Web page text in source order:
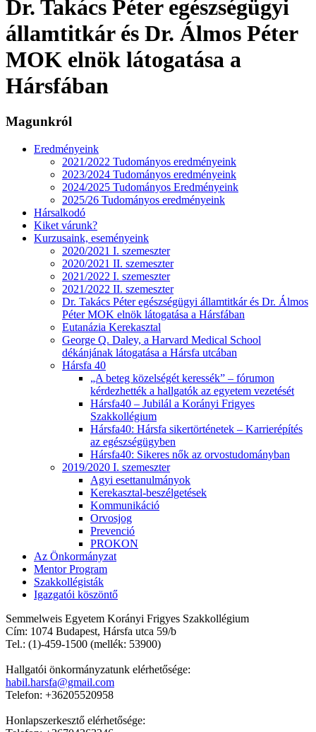
Dr. Takács Péter egészségügyi
államtitkár és Dr. Álmos Péter
MOK elnök látogatása a
Hársfában
Magunkról
Eredményeink
2021/2022 Tudományos eredményeink
2023/2024 Tudományos eredményeink
2024/2025 Tudományos Eredményeink
2025/26 Tudományos eredményeink
Hársalkodó
Kiket várunk?
Kurzusaink, eseményeink
2020/2021 I. szemeszter
2020/2021 II. szemeszter
2021/2022 I. szemeszter
2021/2022 II. szemeszter
Dr. Takács Péter egészségügyi államtitkár és Dr. Álmos
Péter MOK elnök látogatása a Hársfában
Eutanázia Kerekasztal
George Q. Daley, a Harvard Medical School
dékánjának látogatása a Hársfa utcában
Hársfa 40
„A beteg közelségét keressék” – fórumon
kérdezhették a hallgatók az egyetem vezetését
Hársfa40 – Jubilál a Korányi Frigyes
Szakkollégium
Hársfa40: Hársfa sikertörténetek – Karrierépítés
az egészségügyben
Hársfa40: Sikeres nők az orvostudományban
2019/2020 I. szemeszter
Agyi esettanulmányok
Kerekasztal-beszélgetések
Kommunikáció
Orvosjog
Prevenció
PROKON
Az Önkormányzat
Mentor Program
Szakkollégisták
Igazgatói köszöntő
Semmelweis Egyetem Korányi Frigyes Szakkollégium
Cím: 1074 Budapest, Hársfa utca 59/b
Tel.: (1)-459-1500 (mellék: 53900)
Hallgatói önkormányzatunk elérhetősége:
habil.harsfa@gmail.com
Telefon: +36205520958
Honlapszerkesztő elérhetősége: